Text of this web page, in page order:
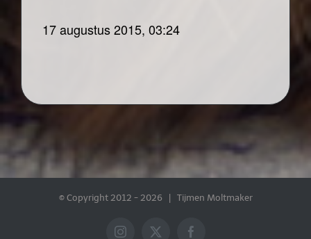
17 augustus 2015, 03:24
© Copyright 2012 - 2026 | Tijmen Moltmaker
Instagram
X Facebook